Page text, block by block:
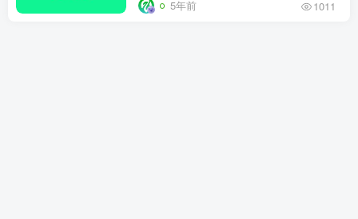
5年前 1011